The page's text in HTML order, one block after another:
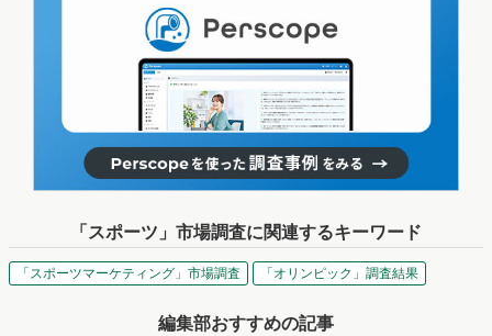
「スポーツ」市場調査に関連するキーワード
「スポーツマーケティング」市場調査 「オリンピック」調査結果
編集部おすすめの記事